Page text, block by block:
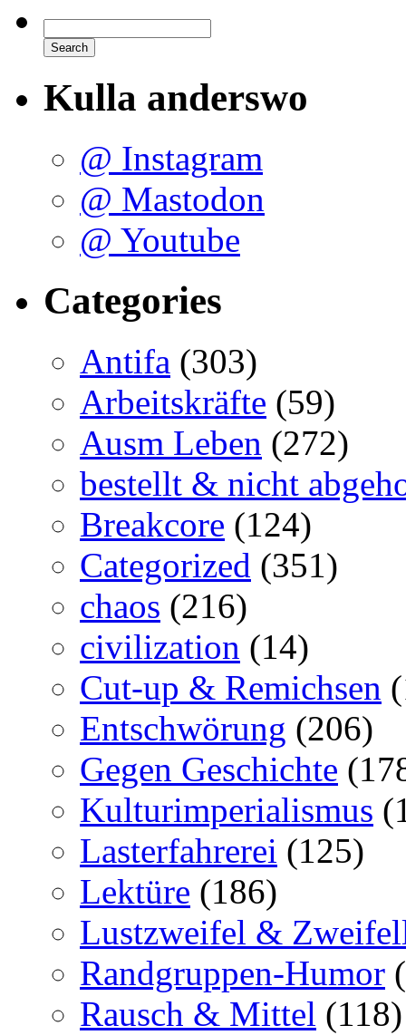
Kulla anderswo
@ Instagram
@ Mastodon
@ Youtube
Categories
Antifa (303)
Arbeitskräfte (59)
Ausm Leben (272)
bestellt & nicht
Breakcore (124)
Categorized (351)
chaos (216)
civilization (14)
Cut-up & Remichsen
Entschwörung (206)
Gegen Geschichte
Kulturimperialismus
Lasterfahrerei (125)
Lektüre (186)
Lustzweifel &
Randgruppen-Humor
Rausch & Mittel (118)